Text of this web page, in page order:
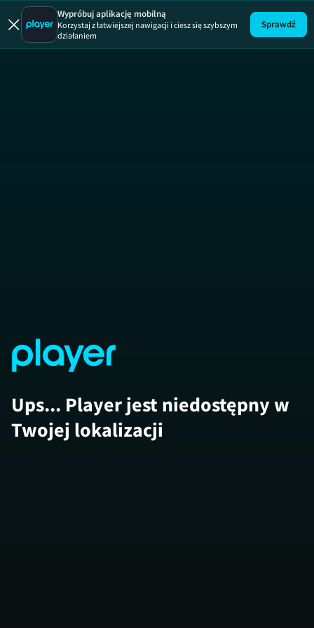
Uwaga!
Wypróbuj aplikację mobilną
Korzystaj z łatwiejszej nawigacji i ciesz się szybszym
działaniem
Sprawdź
Ups... Player jest niedostępny w
Twojej lokalizacji